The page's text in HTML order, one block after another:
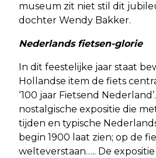
museum zit niet stil dit
dochter Wendy Bakker.
Nederlands fietsen-glorie
In dit feestelijke jaar staat
Hollandse item de fiets
‘100 jaar Fietsend
nostalgische expositie die
tijden en typische
begin 1900 laat zien; op de
welteverstaan….. De